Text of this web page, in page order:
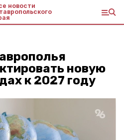
новости
новую
к 2027 году